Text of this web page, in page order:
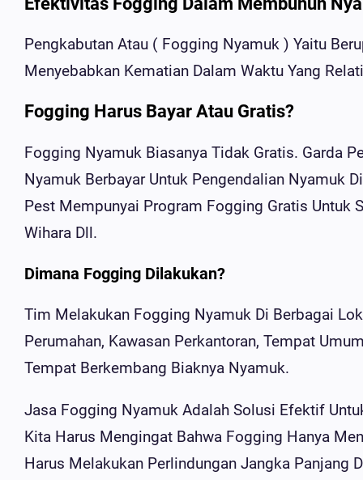
Pengkabutan Atau ( Fogging Nyamuk ) Yaitu
Menyebabkan Kematian Dalam Waktu Yang
Fogging Harus Bayar Atau Gratis?
Fogging Nyamuk Biasanya Tidak Gratis. Garda
Nyamuk Berbayar Untuk Pengendalian Nyamuk
Pest Mempunyai Program Fogging Gratis Untuk
Wihara Dll.
Dimana Fogging Dilakukan?
Tim Melakukan Fogging Nyamuk Di Berbagai
Perumahan, Kawasan Perkantoran, Tempat
Tempat Berkembang Biaknya Nyamuk.
Jasa Fogging Nyamuk Adalah Solusi Efektif
Kita Harus Mengingat Bahwa Fogging Hanya
Harus Melakukan Perlindungan Jangka Panjang